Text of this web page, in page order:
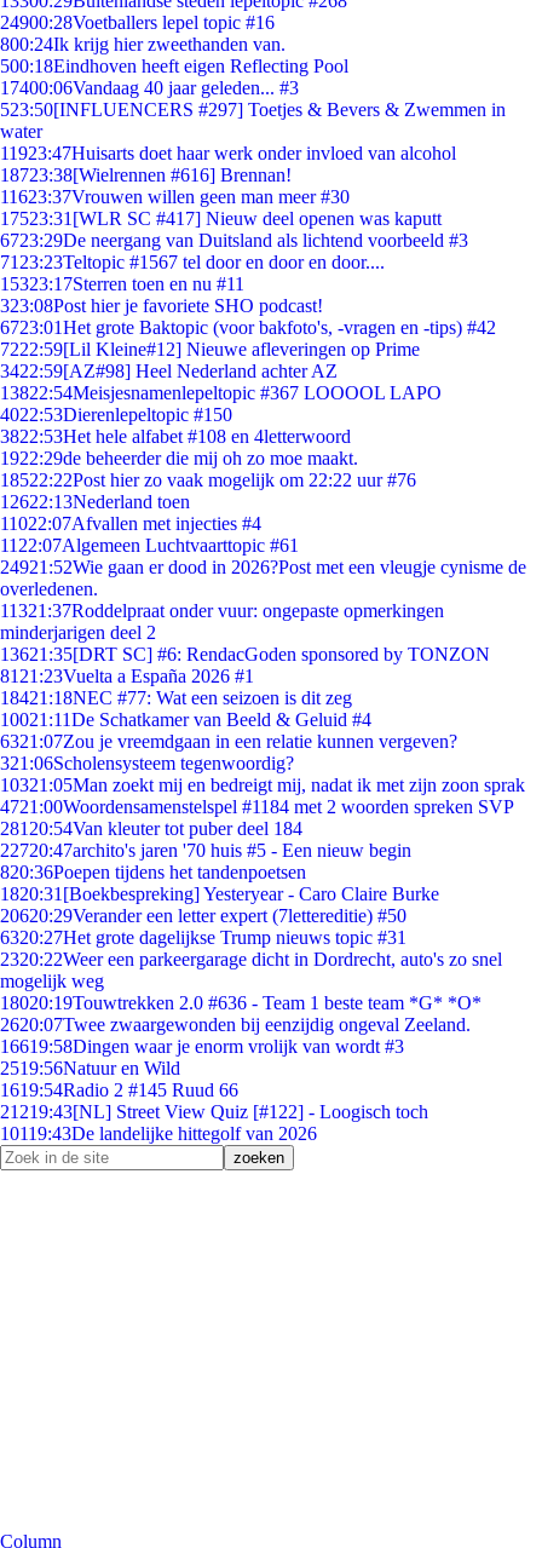
24900:28Voetballers lepel topic #16
800:24Ik krijg hier zweethanden van.
500:18Eindhoven heeft eigen Reflecting Pool
17400:06Vandaag 40 jaar geleden... #3
523:50[INFLUENCERS #297] Toetjes & Bevers & Zwemmen in
water
11923:47Huisarts doet haar werk onder invloed van alcohol
18723:38[Wielrennen #616] Brennan!
11623:37Vrouwen willen geen man meer #30
17523:31 [WLR SC #417] Nieuw deel openen was kaputt
6723:29De neergang van Duitsland als lichtend voorbeeld #3
71 23:23Teltopic #1567 tel door en door en door....
15323:17Sterren toen en nu #11
323:08Post hier je favoriete SHO podcast!
6723:01Het grote Baktopic (voor bakfoto's, -vragen en -tips) #42
7222:59[Lil Kleine#12] Nieuwe afleveringen op Prime
3422:59[AZ#98] Heel Nederland achter AZ
13822:54Meisjesnamenlepeltopic #367 LOOOOL LAPO
4022:53Dierenlepeltopic #150
3822:53Het hele alfabet #108 en 4letterwoord
1922:29de beheerder die mij oh zo moe maakt.
18522:22Post hier zo vaak mogelijk om 22:22 uur #76
12622:13Nederland toen
11022:07Afvallen met injecties #4
11 22:07Algemeen Luchtvaarttopic #61
24921:52Wie gaan er dood in 2026?Post met een vleugje cynisme de
overledenen.
11321:37Roddelpraat onder vuur: ongepaste opmerkingen
minderjarigen deel 2
13621:35[DRT SC] #6: RendacGoden sponsored by TONZON
81 21:23Vuelta a España 2026 #1
18421:18NEC #77: Wat een seizoen is dit zeg
10021:11De Schatkamer van Beeld & Geluid #4
6321:07Zou je vreemdgaan in een relatie kunnen vergeven?
321:06Scholensysteem tegenwoordig?
10321:05Man zoekt mij en bedreigt mij, nadat ik met zijn zoon sprak
4721:00Woordensamenstelspel #1184 met 2 woorden spreken SVP
281 20:54Van kleuter tot puber deel 184
22720:47archito's jaren '70 huis #5 - Een nieuw begin
820:36Poepen tijdens het tandenpoetsen
1820:31 [Boekbespreking] Yesteryear - Caro Claire Burke
20620:29Verander een letter expert (7lettereditie) #50
6320:27Het grote dagelijkse Trump nieuws topic #31
2320:22Weer een parkeergarage dicht in Dordrecht, auto's zo snel
mogelijk weg
18020:19Touwtrekken 2.0 #636 - Team 1 beste team *G* *O*
2620:07Twee zwaargewonden bij eenzijdig ongeval Zeeland.
16619:58Dingen waar je enorm vrolijk van wordt #3
2519:56Natuur en Wild
1619:54Radio 2 #145 Ruud 66
21219:43[NL] Street View Quiz [#122] - Loogisch toch
10119:43De landelijke hittegolf van 2026
Column